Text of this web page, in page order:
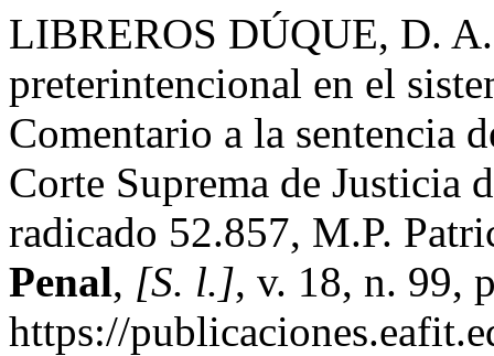
LIBREROS DÚQUE, D.
preterintencional en el
Comentario a la sentencia
Corte Suprema de Justicia
radicado 52.857, M.P.
Penal, [S. l.], v. 18, n. 99,
https://